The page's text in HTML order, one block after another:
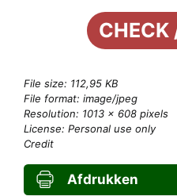
CHECK
File size: 112,95 KB
File format: image/jpeg
Resolution: 1013 × 608 pixels
License: Personal use only
Credit
Afdrukken